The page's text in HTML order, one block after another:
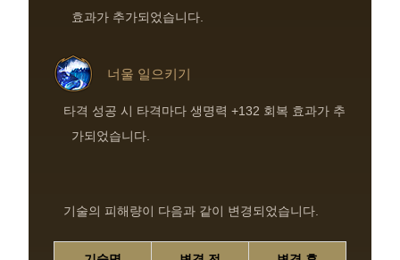
효과가 추가되었습니다.
너울 일으키기
타격 성공 시 타격마다 생명력 +132 회복 효과가 추
가되었습니다.
기술의 피해량이 다음과 같이 변경되었습니다.